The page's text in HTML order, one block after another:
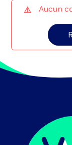
Aucun